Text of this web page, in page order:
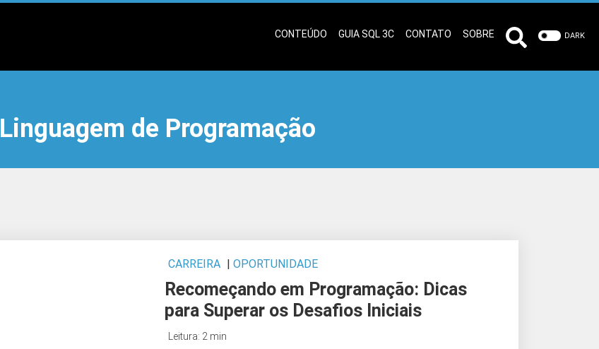
CONTEÚDO GUIA SQL 3C CONTATO SOBRE DARK
Linguagem de Programação
CARREIRA | OPORTUNIDADE
Recomeçando em Programação: Dicas
para Superar os Desafios Iniciais
Leitura: 2 min